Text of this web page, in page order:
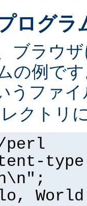
ログラ
ブラウ
の例で
うファ
クトリ
perl